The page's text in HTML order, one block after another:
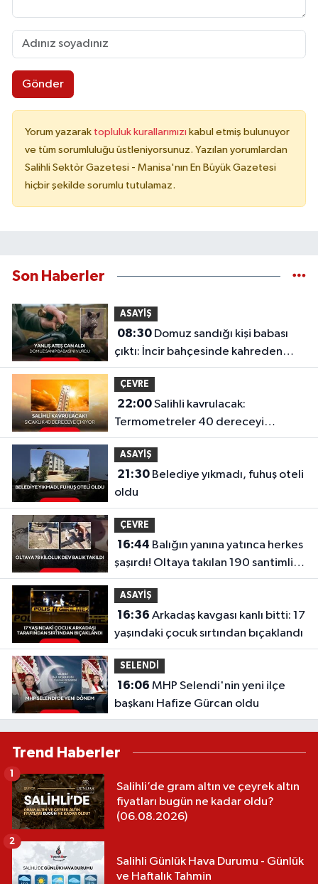
Gönder
Yorum yazarak topluluk kurallarımızı kabul etmiş bulunuyor
ve tüm sorumluluğu üstleniyorsunuz. Yazılan yorumlardan
Salihli Sektör Gazetesi - Manisa'nın En Büyük Gazetesi
hiçbir şekilde sorumlu tutulamaz.
Son Haberler
ASAYİŞ
08:30Domuz sandığı kişi babası
çıktı: İncir bahçesinde kahreden
facia
ÇEVRE
22:00Salihli kavrulacak:
Termometreler 40 dereceyi
gösterecek
ASAYİŞ
21:30Belediye yıkmadı, fuhuş oteli
oldu
ÇEVRE
16:44
şaşırdı! Oltaya takılan 190 santimlik
dev yayın balığı
ASAYİŞ
16:36
yaşındaki çocuk sırtından bıçaklandı
SELENDİ
16:06
başkanı Hafize Gürcan oldu
Trend Haberler
Salihli’de gram altın ve çeyrek altın
fiyatları bugün ne kadar oldu?
(06.08.2026)
1
Salihli Günlük Hava Durumu - Günlük
ve Haftalık Tahmin
2